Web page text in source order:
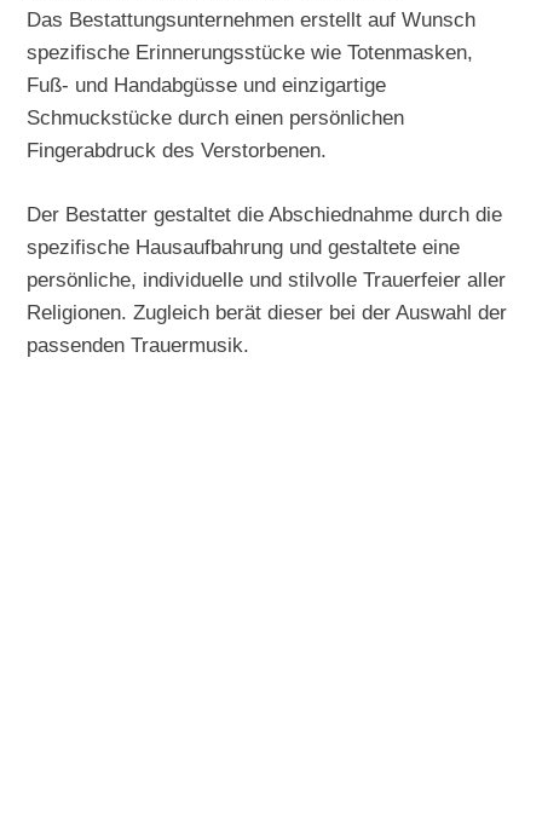
Das Bestattungsunternehmen erstellt auf Wunsch
spezifische Erinnerungsstücke wie Totenmasken,
Fuß- und Handabgüsse und einzigartige
Schmuckstücke durch einen persönlichen
Fingerabdruck des Verstorbenen.
Der Bestatter gestaltet die Abschiednahme durch die
spezifische Hausaufbahrung und gestaltete eine
persönliche, individuelle und stilvolle Trauerfeier aller
Religionen. Zugleich berät dieser bei der Auswahl der
passenden Trauermusik.